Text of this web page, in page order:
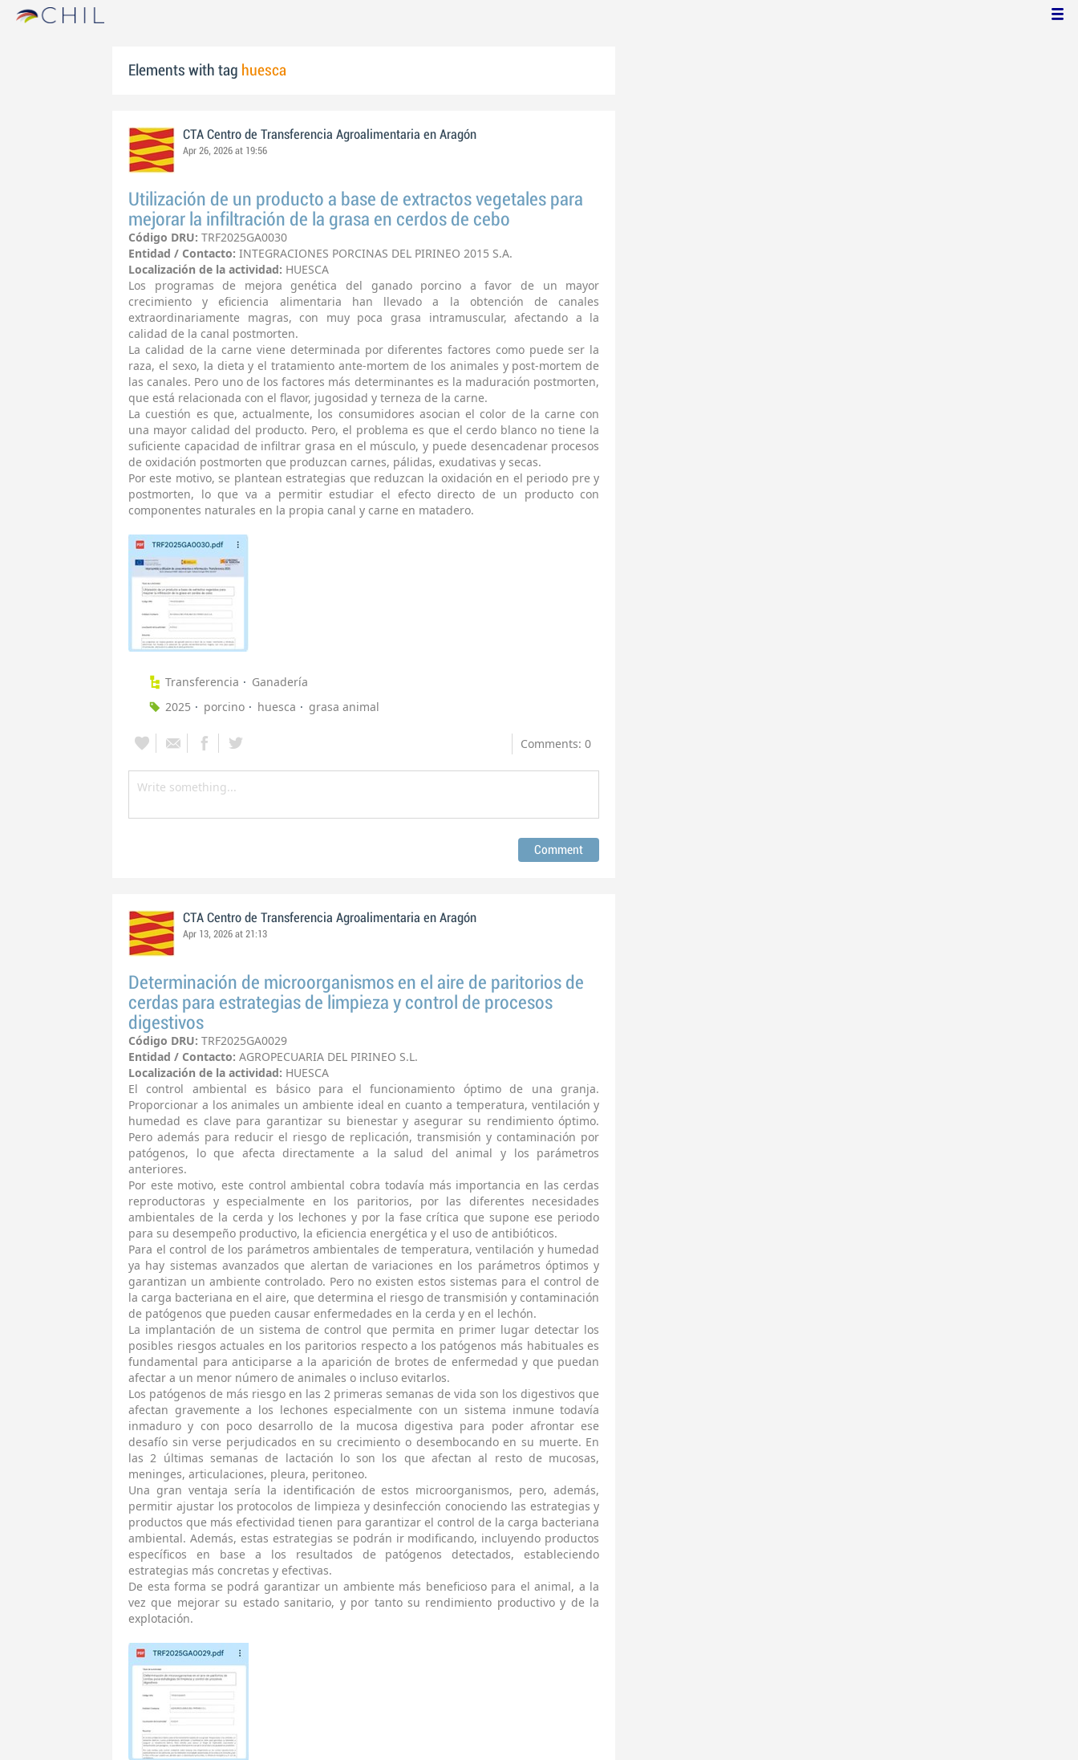
Elements with tag huesca
CTA Centro de Transferencia Agroalimentaria en Aragón
Apr 26, 2026 at 19:56
Utilización de un producto a base de extractos vegetales para
mejorar la infiltración de la grasa en cerdos de cebo
Código DRU: TRF2025GA0030
Entidad / Contacto: INTEGRACIONES PORCINAS DEL PIRINEO 2015 S.A.
Localización de la actividad: HUESCA
Los programas de mejora genética del ganado porcino a favor de un mayor
crecimiento y eficiencia alimentaria han llevado a la obtención de canales
extraordinariamente magras, con muy poca grasa intramuscular, afectando a la
calidad de la canal postmorten.
La calidad de la carne viene determinada por diferentes factores como puede ser la
raza, el sexo, la dieta y el tratamiento ante-mortem de los animales y post-mortem de
las canales. Pero uno de los factores más determinantes es la maduración postmorten,
que está relacionada con el flavor, jugosidad y terneza de la carne.
La cuestión es que, actualmente, los consumidores asocian el color de la carne con
una mayor calidad del producto. Pero, el problema es que el cerdo blanco no tiene la
suficiente capacidad de infiltrar grasa en el músculo, y puede desencadenar procesos
de oxidación postmorten que produzcan carnes, pálidas, exudativas y secas.
Por este motivo, se plantean estrategias que reduzcan la oxidación en el periodo pre y
postmorten, lo que va a permitir estudiar el efecto directo de un producto con
componentes naturales en la propia canal y carne en matadero.
Transferencia
Ganadería
2025
porcino huesca grasa animal
Comments: 0
CTA Centro de Transferencia Agroalimentaria en Aragón
Apr 13, 2026 at 21:13
Determinación de microorganismos en el aire de paritorios de
cerdas para estrategias de limpieza y control de procesos
digestivos
Código DRU: TRF2025GA0029
Entidad / Contacto: AGROPECUARIA DEL PIRINEO S.L.
Localización de la actividad: HUESCA
El control ambiental es básico para el funcionamiento óptimo de una granja.
Proporcionar a los animales un ambiente ideal en cuanto a temperatura, ventilación y
humedad es clave para garantizar su bienestar y asegurar su rendimiento óptimo.
Pero además para reducir el riesgo de replicación, transmisión y contaminación por
patógenos, lo que afecta directamente a la salud del animal y los parámetros
anteriores.
Por este motivo, este control ambiental cobra todavía más importancia en las cerdas
reproductoras y especialmente en los paritorios, por las diferentes necesidades
ambientales de la cerda y los lechones y por la fase crítica que supone ese periodo
para su desempeño productivo, la eficiencia energética y el uso de antibióticos.
Para el control de los parámetros ambientales de temperatura, ventilación y humedad
ya hay sistemas avanzados que alertan de variaciones en los parámetros óptimos y
garantizan un ambiente controlado. Pero no existen estos sistemas para el control de
la carga bacteriana en el aire, que determina el riesgo de transmisión y contaminación
de patógenos que pueden causar enfermedades en la cerda y en el lechón.
La implantación de un sistema de control que permita en primer lugar detectar los
posibles riesgos actuales en los paritorios respecto a los patógenos más habituales es
fundamental para anticiparse a la aparición de brotes de enfermedad y que puedan
afectar a un menor número de animales o incluso evitarlos.
Los patógenos de más riesgo en las 2 primeras semanas de vida son los digestivos que
afectan gravemente a los lechones especialmente con un sistema inmune todavía
inmaduro y con poco desarrollo de la mucosa digestiva para poder afrontar ese
desafío sin verse perjudicados en su crecimiento o desembocando en su muerte. En
las 2 últimas semanas de lactación lo son los que afectan al resto de mucosas,
meninges, articulaciones, pleura, peritoneo.
Una gran ventaja sería la identificación de estos microorganismos, pero, además,
permitir ajustar los protocolos de limpieza y desinfección conociendo las estrategias y
productos que más efectividad tienen para garantizar el control de la carga bacteriana
ambiental. Además, estas estrategias se podrán ir modificando, incluyendo productos
específicos en base a los resultados de patógenos detectados, estableciendo
estrategias más concretas y efectivas.
De esta forma se podrá garantizar un ambiente más beneficioso para el animal, a la
vez que mejorar su estado sanitario, y por tanto su rendimiento productivo y de la
explotación.